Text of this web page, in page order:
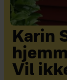
Karin
Vil